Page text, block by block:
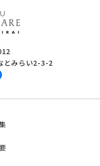
とみらい2-3-2